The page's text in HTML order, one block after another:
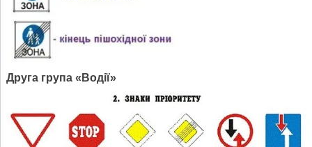
Друга група «Водії»